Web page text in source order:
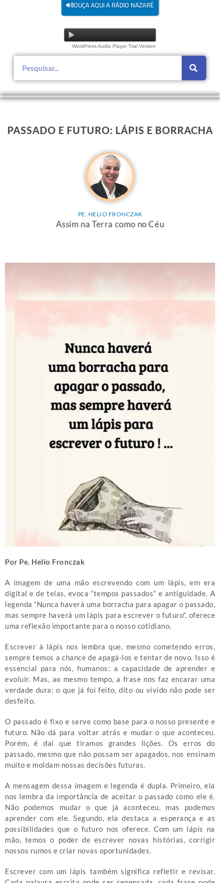
OUÇA AQUI A RÁDIO NAZARÉ
WordPress Audio Player Trial Version
PASSADO E FUTURO: LÁPIS E BORRACHA
PE. HELIO FRONCZAK
Assim na Terra como no Céu
Por Pe. Helio Fronczak
A imagem de uma mão escrevendo com um lápis, em era
digital e de telas, evoca “tempos passados” e antiguidade. A
legenda “Nunca haverá uma borracha para apagar o passado,
mas sempre haverá um lápis para escrever o futuro”, oferece
uma reflexão importante para o nosso cotidiano.
Escrever à lápis nos lembra que, mesmo cometendo erros,
sempre temos a chance de apagá-los e tentar de novo. Isso é
essencial para nós, humanos: a capacidade de aprender e
evoluir. Mas, ao mesmo tempo, a frase nos faz encarar uma
verdade dura: o que já foi feito, dito ou vivido não pode ser
desfeito.
O passado é fixo e serve como base para o nosso presente e
futuro. Não dá para voltar atrás e mudar o que aconteceu.
Porém, é daí que tiramos grandes lições. Os erros do
passado, mesmo que não possam ser apagados, nos ensinam
muito e moldam nossas decisões futuras.
A mensagem dessa imagem e legenda é dupla. Primeiro, ela
nos lembra da importância de aceitar o passado como ele é.
Não podemos mudar o que já aconteceu, mas podemos
aprender com ele. Segundo, ela destaca a esperança e as
possibilidades que o futuro nos oferece. Com um lápis na
mão, temos o poder de escrever novas histórias, corrigir
nossos rumos e criar novas oportunidades.
Escrever com um lápis também significa refletir e revisar.